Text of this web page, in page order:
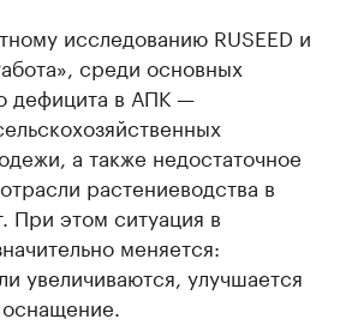
исследованию RUSEED и
среди основных
дефицита в АПК —
а также недостаточное
растениеводства в
При этом ситуация в
меняется:
увеличиваются, улучшается